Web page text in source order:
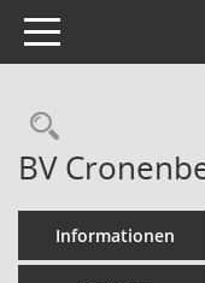
Toggle navigation
BV
Informationen